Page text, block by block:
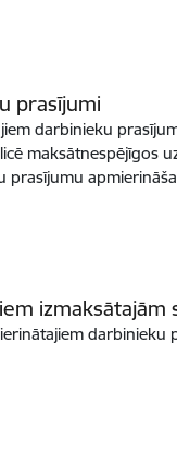
prasījumi
darbinieku
maksātnespējīgos
prasījumu
izmaksātajām
darbinieku